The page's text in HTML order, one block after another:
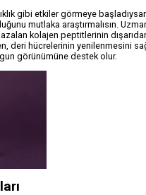
gibi etkiler görmeye
mutlaka araştırmalısın.
kolajen peptitlerinin
deri hücrelerinin yenilenmesini
görünümüne destek olur.